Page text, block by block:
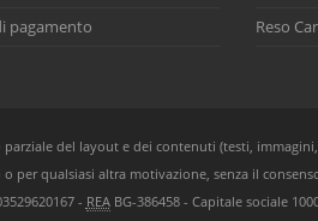
pagamento
Reso
del layout e dei contenuti (testi,
per qualsiasi altra motivazione, senza il
- REABG-386458 - Capitale sociale